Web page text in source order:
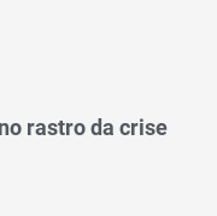
rastro da crise